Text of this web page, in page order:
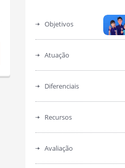
Objetivos
Atuação
Diferenciais
Recursos
Avaliação